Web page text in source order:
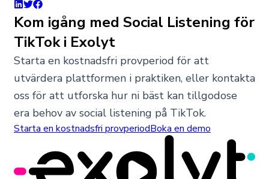
Kom igång med Social Listening för
TikTok i Exolyt
Starta en kostnadsfri provperiod för att
utvärdera plattformen i praktiken, eller kontakta
oss för att utforska hur ni bäst kan tillgodose
era behov av social listening på TikTok.
Starta en kostnadsfri provperiodBoka en demo